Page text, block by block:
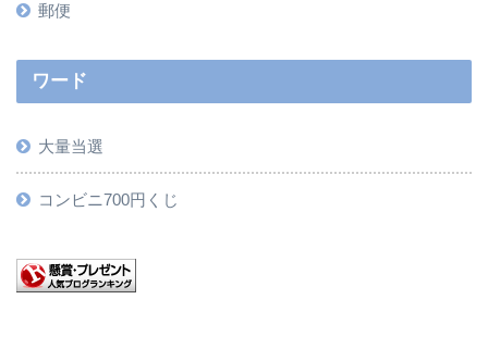
郵便
ワード
大量当選
コンビニ700円くじ